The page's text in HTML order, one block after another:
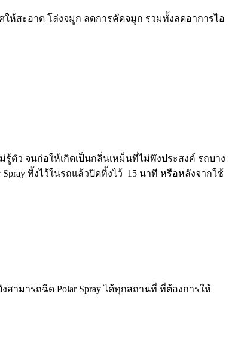
ให้สะอาด โล่งจมูก ลดการคัดจมูก รวมทั้งลดอาการไอ
รู้ตัว จนก่อให้เกิดเป็นกลิ่นเหม็นที่ไม่พึงประสงค์ รถบาง
Spray ทิ้งไว้ในรถแล้วปิดทิ้งไว้ 15 นาที หรือหลังจากใช้
งสามารถฉีด Polar Sprayได้ทุกสถานที่ ที่ต้องการให้